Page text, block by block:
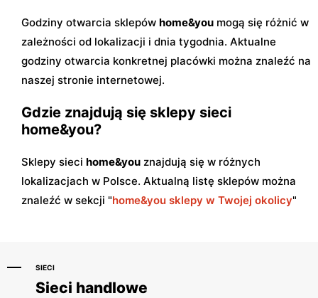
Godziny otwarcia sklepów home&you mogą się różnić w
zależności od lokalizacji i dnia tygodnia. Aktualne
godziny otwarcia konkretnej placówki można znaleźć na
naszej stronie internetowej.
Gdzie znajdują się sklepy sieci
home&you?
Sklepy sieci home&you znajdują się w różnych
lokalizacjach w Polsce. Aktualną listę sklepów można
znaleźć w sekcji "home&you sklepy w Twojej okolicy"
SIECI
Sieci handlowe